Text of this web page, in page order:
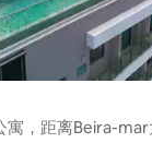
寓，距离Beira-